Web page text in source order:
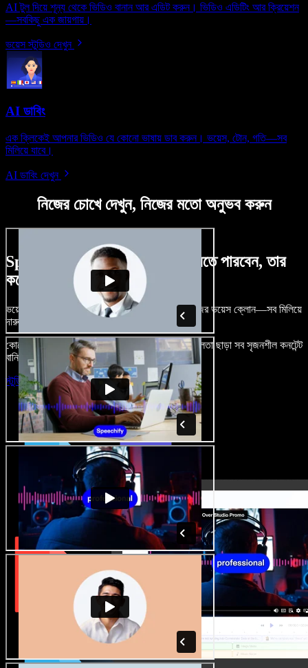
AI টুল দিয়ে শূন্য থেকে ভিডিও বানান আর এডিট করুন। ভিডিও এডিটিং আর ক্রিয়েশন
—সবকিছু এক জায়গায়।
ভয়েস স্টুডিও দেখুন
AI ডাবিং
এক ক্লিকেই আপনার ভিডিও যে কোনো ভাষায় ডাব করুন। ভয়েস, টোন, গতি—সব
মিলিয়ে যাবে।
AI ডাবিং দেখুন
নিজের চোখে দেখুন, নিজের মতো অনুভব করুন
Speechify Studio দিয়ে কী কী করতে পারবেন, তার
কয়েকটা উদাহরণ দেখুন
ভয়েসওভার, রয়্যালটি-ফ্রি ছবি, অডিও, ভিডিও যোগ, নিজের ভয়েস ক্লোন—সব মিলিয়ে
দারুণ মনে রাখার মতো অডিও-ভিডিও প্রজেক্ট বানান।
কোনো শেখার ঝামেলা নেই, শুধু ব্রাউজারে খুলুন—আর দুর্বলতা ছাড়া সব সৃজনশীল কনটেন্ট
বানিয়ে ফেলুন।
স্টুডিও চালু করুন